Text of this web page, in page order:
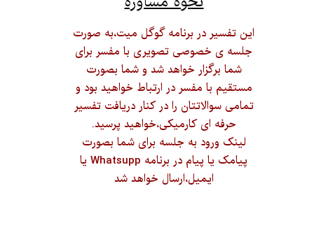
این تفسیر در برنامه گوگل میت،به صورت
جلسه ی خصوصی تصویری با مفسر برای
شما برگزار خواهد شد و شما بصورت
مستقیم با مفسر در ارت​​​​​​​باط خواهید بود و
تمامی سوالاتتان را در کنار دریافت تفسیر
حرفه ای کارمیکی،خواهید پرسید.
لینک ورود به جلسه برای شما بصورت
پیامک یا پیام در برنامه Whatsupp یا
ایمیل،ارسال خواهد شد​​​​​​​